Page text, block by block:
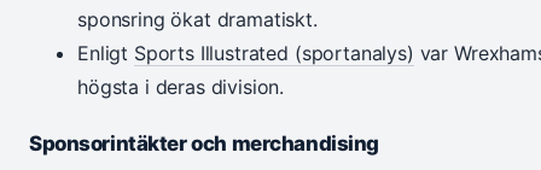
sponsring ökat dramatiskt.
Enligt Sports Illustrated (sportanalys) var
högsta i deras division.
Sponsorintäkter och merchandising